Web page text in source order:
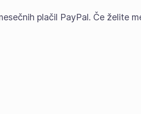
plačil PayPal. Če želite